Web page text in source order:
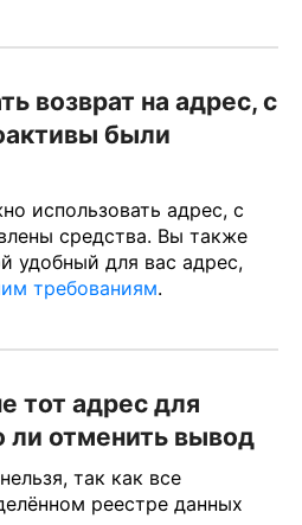
возврат на адрес, с
были
использовать адрес, с
средства. Вы также
удобный для вас адрес,
требованиям.
тот адрес для
ли отменить вывод
так как все
реестре данных